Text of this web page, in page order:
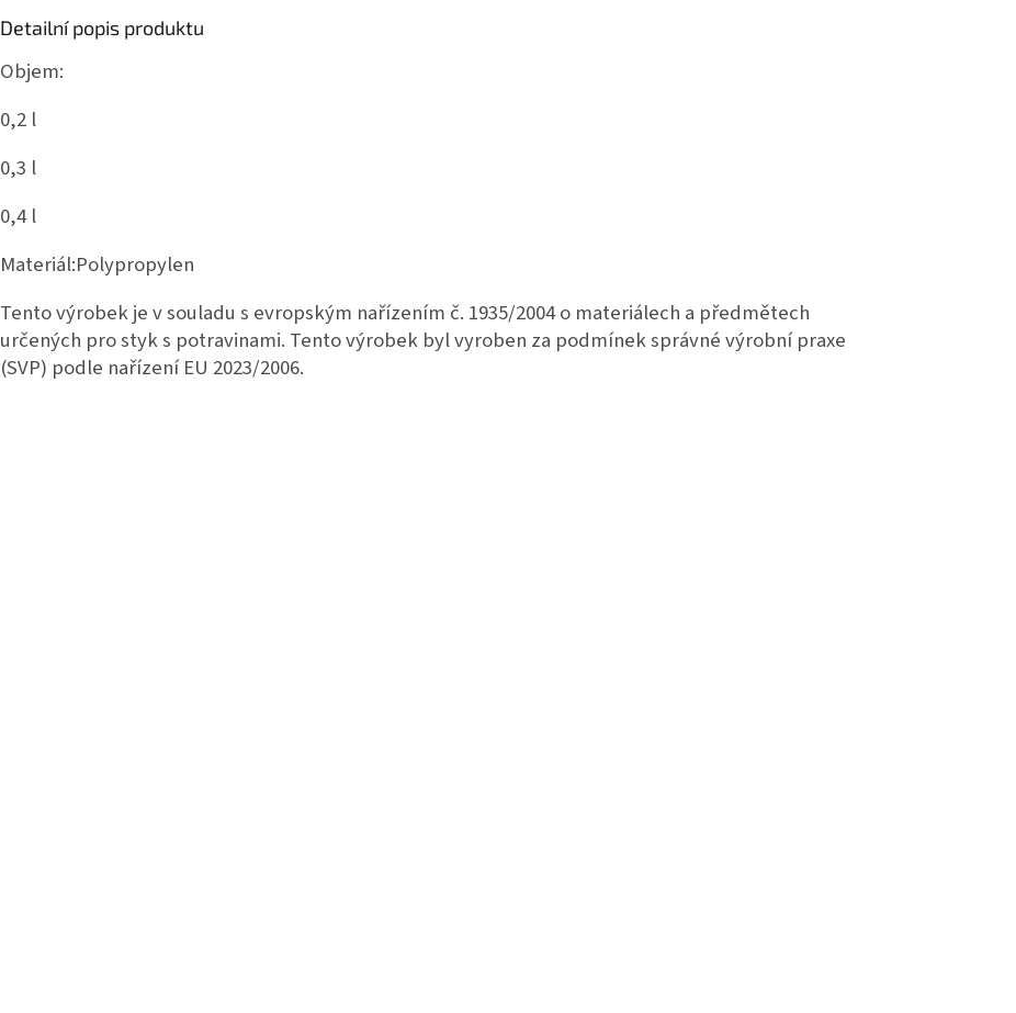
Detailní popis produktu
Objem:
0,2 l
0,3 l
0,4 l
Materiál:Polypropylen
Tento výrobek je v souladu s evropským nařízením č. 1935/2004 o materiálech a předmětech
určených pro styk s potravinami. Tento výrobek byl vyroben za podmínek správné výrobní praxe
(SVP) podle nařízení EU 2023/2006.